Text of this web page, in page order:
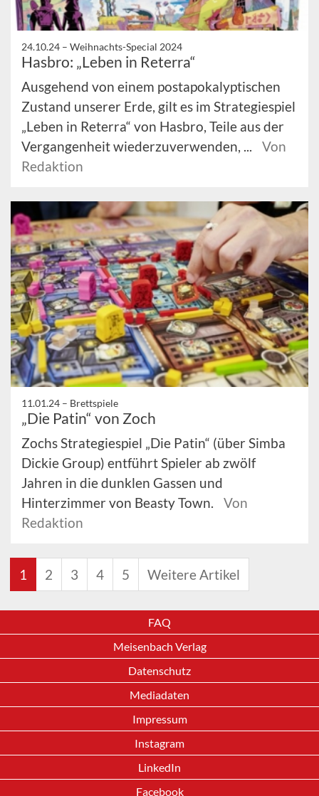
24.10.24 – Weihnachts-Special 2024
Hasbro: „Leben in Reterra“
Ausgehend von einem postapokalyptischen
Zustand unserer Erde, gilt es im Strategiespiel
„Leben in Reterra“ von Hasbro, Teile aus der
Vergangenheit wiederzuverwenden, ...
Von
Redaktion
11.01.24 – Brettspiele
„Die Patin“ von Zoch
Zochs Strategiespiel „Die Patin“ (über Simba
Dickie Group) entführt Spieler ab zwölf
Jahren in die dunklen Gassen und
Hinterzimmer von Beasty Town.
Von
Redaktion
1 2 3 4 5 Weitere Artikel
FAQ
Meisenbach Verlag
Datenschutz
Mediadaten
Impressum
Instagram
LinkedIn
Facebook